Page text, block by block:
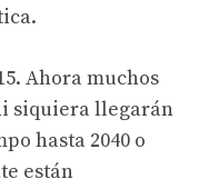
Ahora muchos
siquiera llegarán
hasta 2040 o
están